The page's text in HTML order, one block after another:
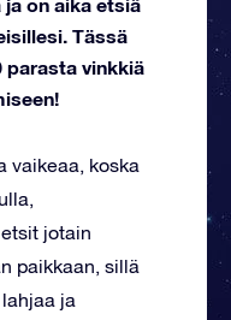
Tässä
parasta vinkkiä
vaikeaa, koska
jotain
paikkaan, sillä
ja